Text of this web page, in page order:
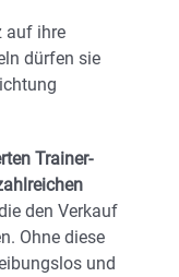
auf ihre
dürfen sie
Trainer-
den Verkauf
Ohne diese
und